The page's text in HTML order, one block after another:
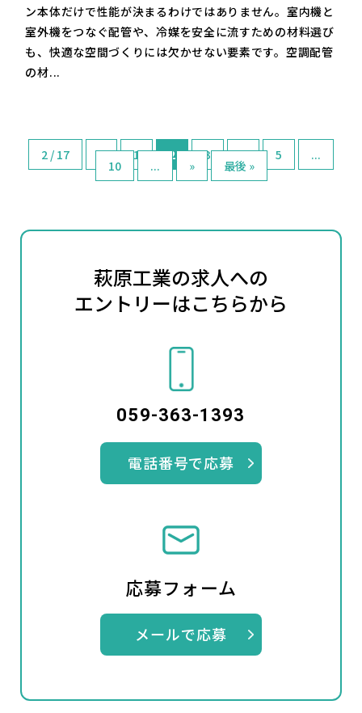
ン本体だけで性能が決まるわけではありません。室内機と
室外機をつなぐ配管や、冷媒を安全に流すための材料選び
も、快適な空間づくりには欠かせない要素です。空調配管
の材...
2 / 17 « 1 2 3 4 5 ...
10 ... » 最後 »
萩原工業の求人への
エントリーはこちらから
059-363-1393
電話番号で応募
応募フォーム
メールで応募